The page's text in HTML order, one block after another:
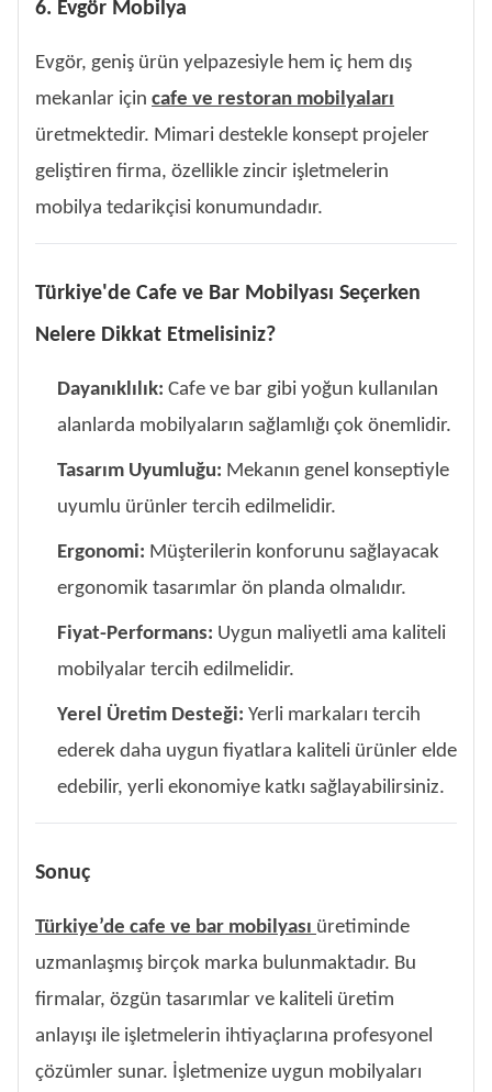
6. Evgör Mobilya
Evgör, geniş ürün yelpazesiyle hem iç hem dış
mekanlar için cafe ve restoran mobilyaları
üretmektedir. Mimari destekle konsept projeler
geliştiren firma, özellikle zincir işletmelerin
mobilya tedarikçisi konumundadır.
Türkiye'de Cafe ve Bar Mobilyası Seçerken
Nelere Dikkat Etmelisiniz?
Dayanıklılık: Cafe ve bar gibi yoğun kullanılan
alanlarda mobilyaların sağlamlığı çok önemlidir.
Tasarım Uyumluğu: Mekanın genel konseptiyle
uyumlu ürünler tercih edilmelidir.
Ergonomi: Müşterilerin konforunu sağlayacak
ergonomik tasarımlar ön planda olmalıdır.
Fiyat-Performans: Uygun maliyetli ama kaliteli
mobilyalar tercih edilmelidir.
Yerel Üretim Desteği: Yerli markaları tercih
ederek daha uygun fiyatlara kaliteli ürünler elde
edebilir, yerli ekonomiye katkı sağlayabilirsiniz.
Sonuç
Türkiye’de cafe ve bar mobilyası üretiminde
uzmanlaşmış birçok marka bulunmaktadır. Bu
firmalar, özgün tasarımlar ve kaliteli üretim
anlayışı ile işletmelerin ihtiyaçlarına profesyonel
çözümler sunar. İşletmenize uygun mobilyaları